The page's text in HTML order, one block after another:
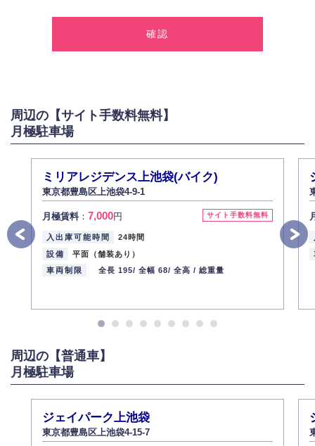
2.個人情報の利用
お問い合わせに対する回答、資料等の送付
採用に関する回答、情報の提供
弊社は取り扱う個人情報の外部への漏洩を防止し、その利用目的に応じて
適切かつ安全に管理します。
4.個人情報の第三者提供
法的義務など正当な理由に基づく要請があった場合を除き、お客様の個人
情報をご本人の同意なく第三者に提供いたしません。
5.個人情報の開示・訂正・削除
お客様ご本人から自己の個人情報開示の請求があった場合、すみやかに開
また、個人情報の内容に誤りがあり、ご本人から訂正・追加・削除の請求
がある場合は適切に対応いたします。
弊社社員全員が、個人情報の取り扱いについての重要性を理解し、より適
切に管理するよう社内教育を実施してまいります。
2013年12月1日
株式会社ミコト
周辺の【サイト手数料無料】
月極駐車場
ミリアレジデンス上池袋(バイク)
東京都豊島区上池袋4-9-1
サイト手数料無料
月極賃料： 7,000円
入出庫可能時間
24時間
設備
平面（舗装あり）
車両制限
全長 195/ 全幅 68/ 全高 / 総重量
周辺の【普通車】
月極駐車場
ジェイパーク上池袋
東京都豊島区上池袋4-15-7